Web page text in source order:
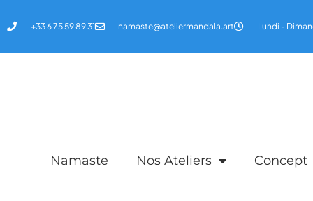
contenu+33 6 75 59 89 31 namaste@ateliermandala.art Lundi -
Namaste Nos Ateliers Concept